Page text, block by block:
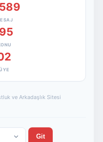
ve Arkadaşlık Sitesi